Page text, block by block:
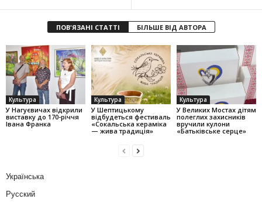
ПОВ'ЯЗАНІ СТАТТІ БІЛЬШЕ ВІД АВТОРА
Культура
У Нагуєвичах відкрили
виставку до 170-річчя
Івана Франка
Культура
У Шептицькому
відбудеться фестиваль
«Сокальська кераміка
— жива традиція»
Культура
У Великих Мостах дітям
полеглих захисників
вручили кулони
«Батьківське серце»
Українська
Русский